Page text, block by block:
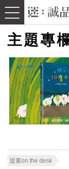
主題專
提案on the desk